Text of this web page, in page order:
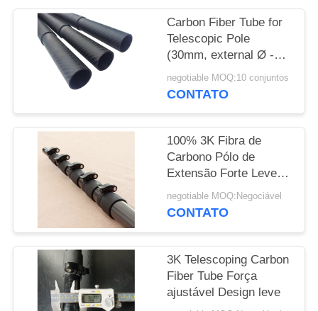
Carbon Fiber Tube for
Telescopic Pole
(30mm, external Ø -
27mm, inner Ø)
1000mm
negotiable MOQ:10 conjuntos
CONTATO
100% 3K Fibra de
Carbono Pólo de
Extensão Forte Leve e
Construído para
Estender
negotiable MOQ:Negociável
CONTATO
3K Telescoping Carbon
Fiber Tube Força
ajustável Design leve